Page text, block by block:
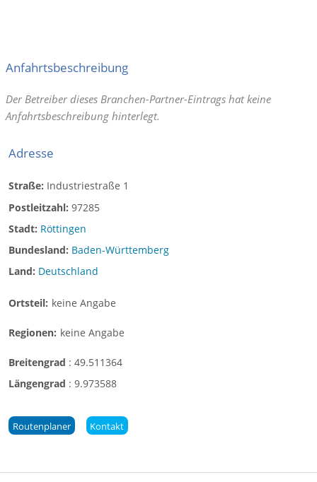
Anfahrtsbeschreibung
Der Betreiber dieses Branchen-Partner-Eintrags hat keine
Anfahrtsbeschreibung hinterlegt.
Adresse
Straße: Industriestraße 1
Postleitzahl: 97285
Stadt: Röttingen
Bundesland: Baden-Württemberg
Land: Deutschland
Ortsteil: keine Angabe
Regionen: keine Angabe
Breitengrad : 49.511364
Längengrad : 9.973588
Routenplaner Kontakt